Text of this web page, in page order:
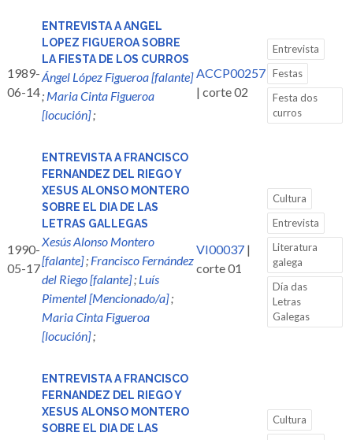
1989-
06-14
ENTREVISTA A ANGEL
LOPEZ FIGUEROA SOBRE
LA FIESTA DE LOS CURROS
Ángel López Figueroa [falante]
; Maria Cinta Figueroa
[locución];
ACCP00257
| corte 02
Entrevista
Festas
Festa dos
curros
1990-
05-17
ENTREVISTA A FRANCISCO
FERNANDEZ DEL RIEGO Y
XESUS ALONSO MONTERO
SOBRE EL DIA DE LAS
LETRAS GALLEGAS
Xesús Alonso Montero
[falante]; Francisco Fernández
del Riego [falante]; Luís
Pimentel [Mencionado/a];
Maria Cinta Figueroa
[locución];
VI00037 |
corte 01
Cultura
Entrevista
Literatura
galega
Día das
Letras
Galegas
ENTREVISTA A FRANCISCO
FERNANDEZ DEL RIEGO Y
XESUS ALONSO MONTERO
SOBRE EL DIA DE LAS
Cultura